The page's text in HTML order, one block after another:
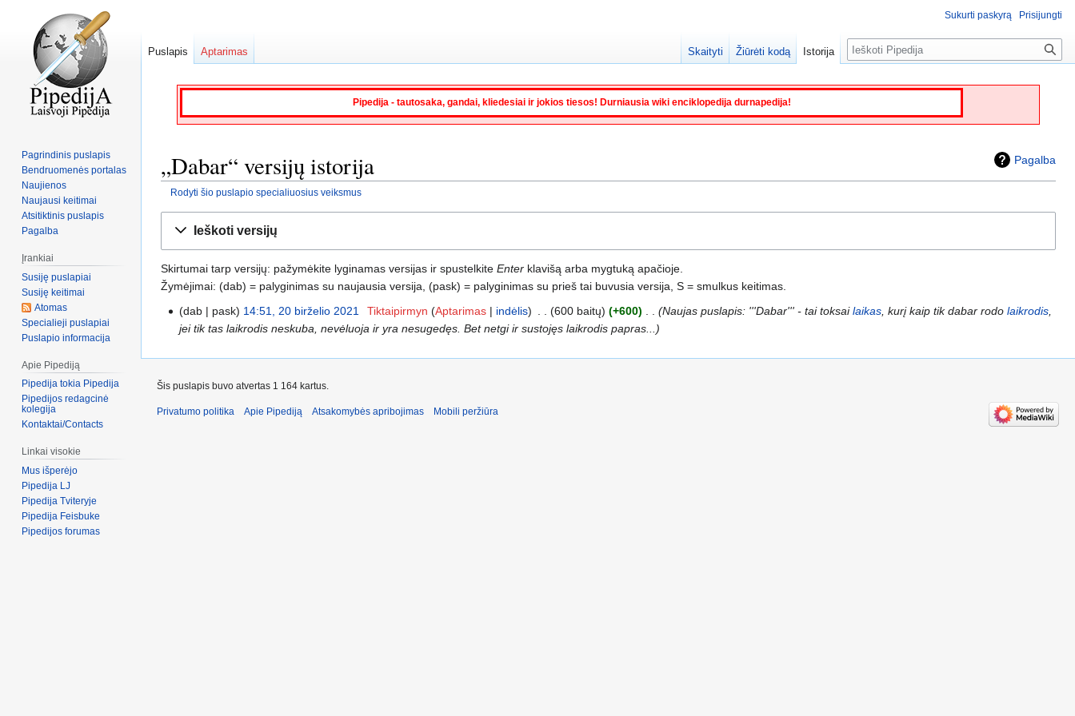
Pipedija - tautosaka, gandai, kliedesiai ir jokios tiesos! Durniausia wiki enciklopedija durnapedija!
Pagalba
„Dabar“ versijų istorija
Rodyti šio puslapio specialiuosius veiksmus
Ieškoti versijų
Skirtumai tarp versijų: pažymėkite lyginamas versijas ir spustelkite Enter klavišą arba mygtuką apačioje.
Žymėjimai: (dab) = palyginimas su naujausia versija, (pask) = palyginimas su prieš tai buvusia versija, S = smulkus keitimas.
dab
pask 14:51, 20 birželio 2021 Tiktaipirmyn Aptarimas indėlis 600 baitų +600 Naujas puslapis: '''Dabar''' - tai toksailaikas, kurį kaip tik dabar rodo laikrodis,
jei tik tas laikrodis neskuba, nevėluoja ir yra nesugedęs. Bet netgi ir sustojęs laikrodis papras...
Sukurti paskyrą Prisijungti
Puslapis Aptarimas Skaityti Žiūrėti kodą Istorija Paieška
Pagrindinis puslapis
Bendruomenės portalas
Naujienos
Naujausi keitimai
Atsitiktinis puslapis
Pagalba
Įrankiai
Susiję puslapiai
Susiję keitimai
Atomas
Specialieji puslapiai
Puslapio informacija
Apie Pipediją
Pipedija tokia Pipedija
Pipedijos redagcinė
kolegija
Kontaktai/Contacts
Linkai visokie
Mus išperėjo
Pipedija LJ
Pipedija Tviteryje
Pipedija Feisbuke
Pipedijos forumas
Šis puslapis buvo atvertas 1 164 kartus.
Privatumo politika Apie Pipediją Atsakomybės apribojimas Mobili peržiūra